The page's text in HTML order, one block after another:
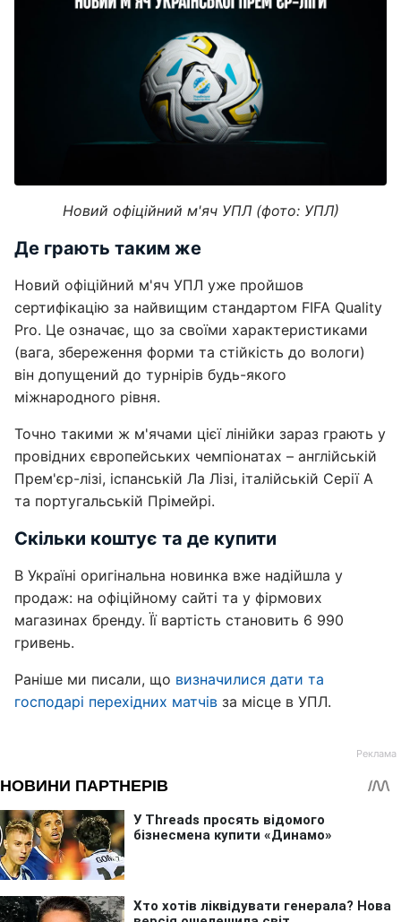
Новий офіційний м'яч УПЛ (фото: УПЛ)
Де грають таким же
Новий офіційний м'яч УПЛ уже пройшов
сертифікацію за найвищим стандартом FIFA Quality
Pro. Це означає, що за своїми характеристиками
(вага, збереження форми та стійкість до вологи)
він допущений до турнірів будь-якого
міжнародного рівня.
Точно такими ж м'ячами цієї лінійки зараз грають у
провідних європейських чемпіонатах – англійській
Прем'єр-лізі, іспанській Ла Лізі, італійській Серії А
та португальській Прімейрі.
Скільки коштує та де купити
В Україні оригінальна новинка вже надійшла у
продаж: на офіційному сайті та у фірмових
магазинах бренду. Її вартість становить 6 990
гривень.
Раніше ми писали, що визначилися дати та
господарі перехідних матчів за місце в УПЛ.